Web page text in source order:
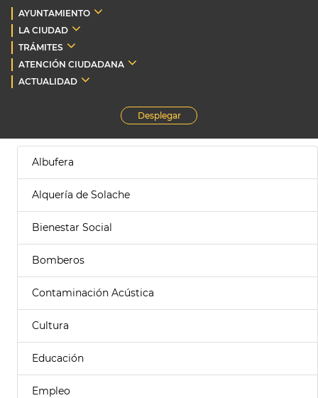
AYUNTAMIENTO
LA CIUDAD
TRÁMITES
ATENCIÓN CIUDADANA
ACTUALIDAD
Desplegar
Albufera
Alquería de Solache
Bienestar Social
Bomberos
Contaminación Acústica
Cultura
Educación
Empleo